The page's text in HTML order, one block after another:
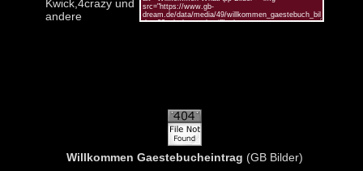
Kwick,4crazy und
andere
Willkommen Gaestebucheintrag (GB Bilder)